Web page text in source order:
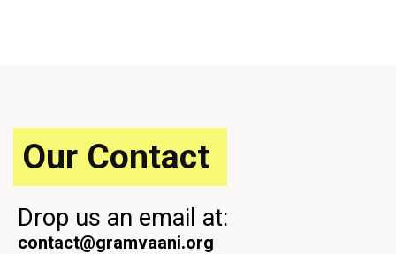
Our Contact
Drop us an email at:
contact@gramvaani.org